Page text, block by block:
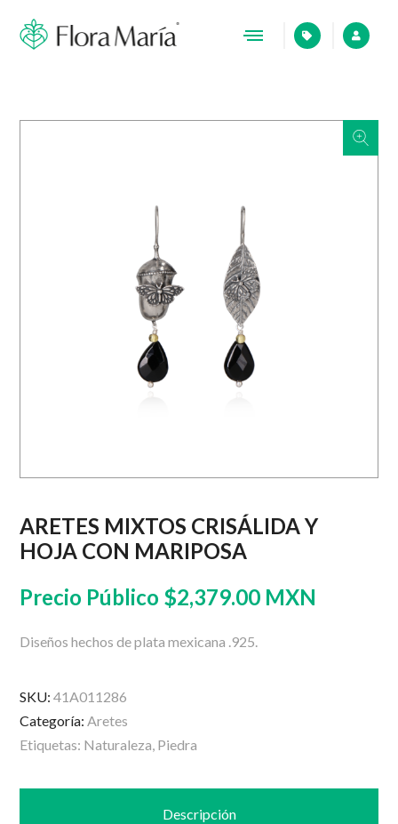
ARETES MIXTOS CRISÁLIDA Y
HOJA CON MARIPOSA
Precio Público $2,379.00 MXN
Diseños hechos de plata mexicana .925.
SKU:41A011286
Categoría:Aretes
Etiquetas: Naturaleza, Piedra
Descripción